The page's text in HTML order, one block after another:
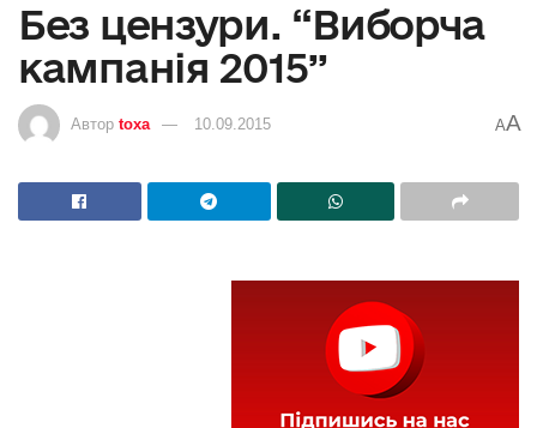
Без цензури. “Виборча
кампанія 2015”
Автор toxa 10.09.2015 AA